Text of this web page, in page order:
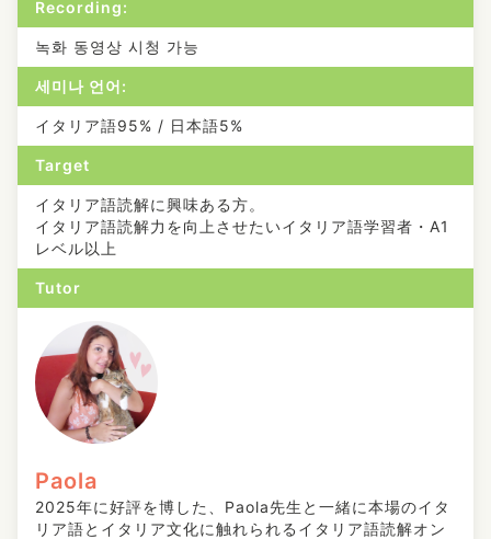
Recording:
녹화 동영상 시청 가능
세미나 언어:
イタリア語95% / 日本語5%
Target
イタリア語読解に興味ある方。
イタリア語読解力を向上させたいイタリア語学習者・A1
レベル以上
Tutor
Paola
2025年に好評を博した、Paola先生と一緒に本場のイタ
リア語とイタリア文化に触れられるイタリア語読解オン